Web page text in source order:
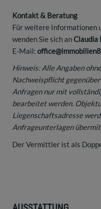
Kontakt & Beratung
Für weitere Informationen
wenden Sie sich anClaudia
E-Mail:
Hinweis: Alle Angaben
Nachweispflicht
Anfragen nur mit
bearbeitet werden.
Liegenschaftsadresse
Anfrageunterlagen
Der Vermittler ist als